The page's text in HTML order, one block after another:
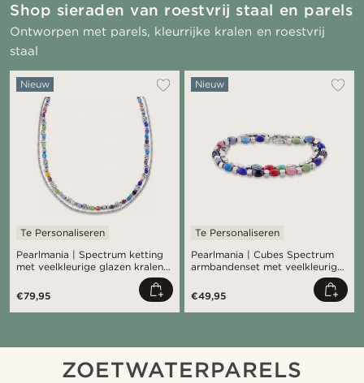
Shop sieraden van roestvrij staal en parels
Ontworpen met parels, kleurrijke kralen en roestvrij
staal
Pearlmania | Spectrum ketting
met veelkleurige glazen kralen
Nieuw
Te Personaliseren
€79,95
Pearlmania | Cubes Spectrum
armbandenset met veelkleurige
glazen kralen en roestvrij staal
Nieuw
Te Personaliseren
€49,95
ZOETWATERPARELS